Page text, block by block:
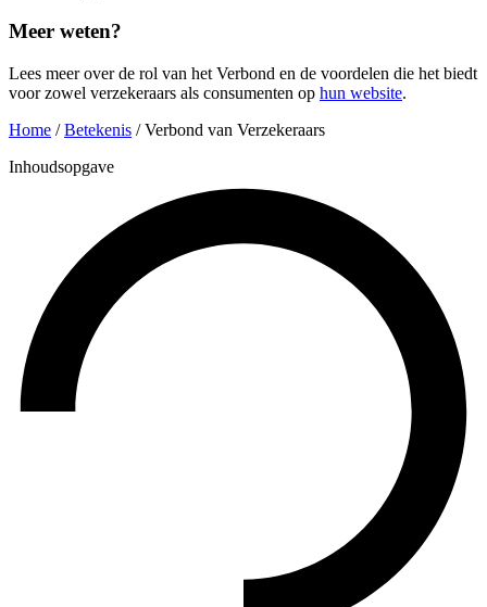
Meer weten?
Lees meer over de rol van het Verbond en de voordelen die het biedt
voor zowel verzekeraars als consumenten op hun website.
Home /Betekenis /Verbond van Verzekeraars
Inhoudsopgave